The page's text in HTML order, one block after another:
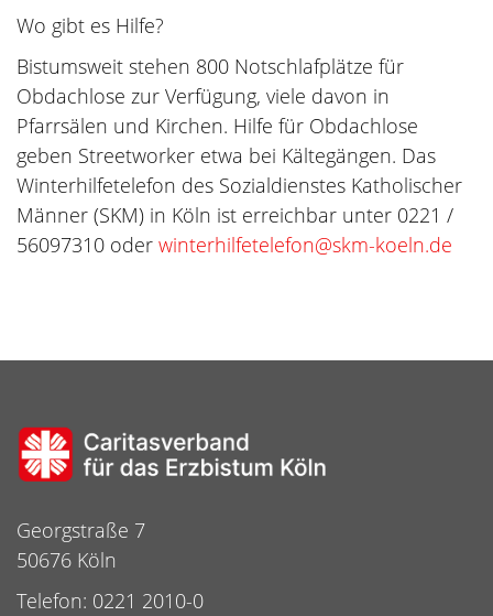
Wo gibt es Hilfe?
Bistumsweit stehen 800 Notschlafplätze für
Obdachlose zur Verfügung, viele davon in
Pfarrsälen und Kirchen. Hilfe für Obdachlose
geben Streetworker etwa bei Kältegängen. Das
Winterhilfetelefon des Sozialdienstes Katholischer
Männer (SKM) in Köln ist erreichbar unter 0221 /
56097310 oder winterhilfetelefon@skm-koeln.de
Georgstraße 7
50676 Köln
Telefon: 0221 2010-0